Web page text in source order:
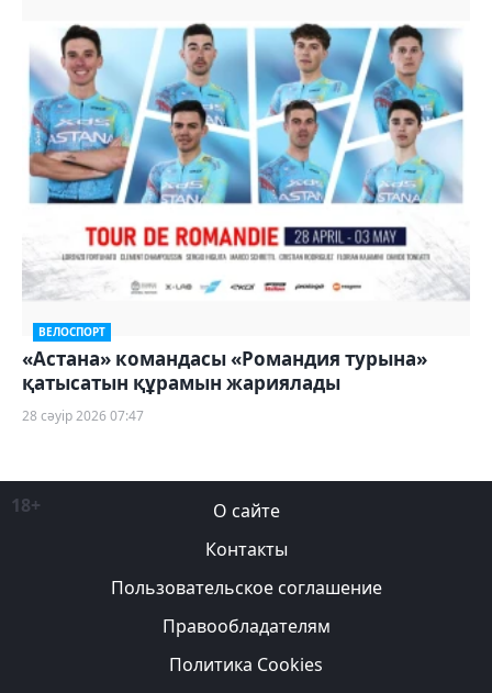
ВЕЛОСПОРТ
«Астана» командасы «Романдия турына»
қатысатын құрамын жариялады
28 сәуір 2026 07:47
18+
О сайте
Контакты
Пользовательское соглашение
Правообладателям
Политика Cookies